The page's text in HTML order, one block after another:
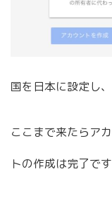
国を日本に設定し
ここまで来たらア
トの作成は完了です